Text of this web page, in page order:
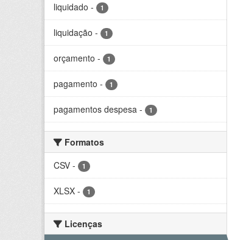
liquidado - 1
liquidação - 1
orçamento - 1
pagamento - 1
pagamentos despesa - 1
Formatos
CSV - 1
XLSX - 1
Licenças